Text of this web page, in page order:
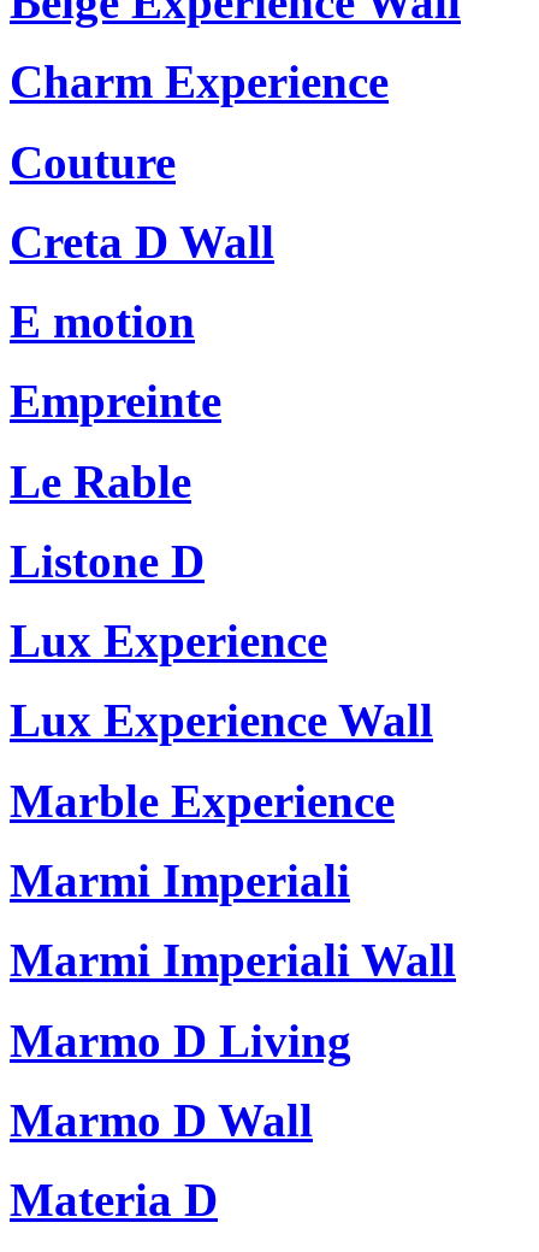
Charm Experience
Couture
Creta D Wall
E motion
Empreinte
Le Rable
Listone D
Lux Experience
Lux Experience Wall
Marble Experience
Marmi Imperiali
Marmi Imperiali Wall
Marmo D Living
Marmo D Wall
Materia D